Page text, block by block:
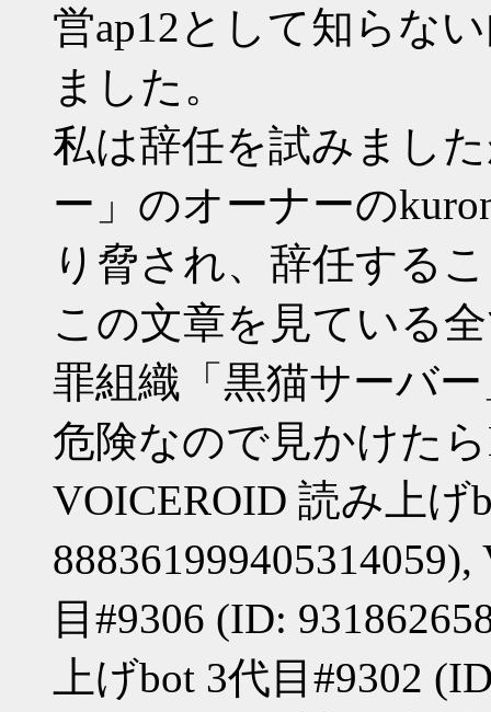
営ap12として知らな
ました。
私は辞任を試みまし
ー」のオーナーの
り脅され、辞任する
この文章を見ている
罪組織「黒猫サーバ
危険なので見かけた
VOICEROID 読み上げ
目#9306 (ID:
上げbot 3代目#9302